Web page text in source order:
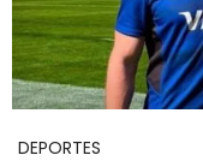
DEPORTES